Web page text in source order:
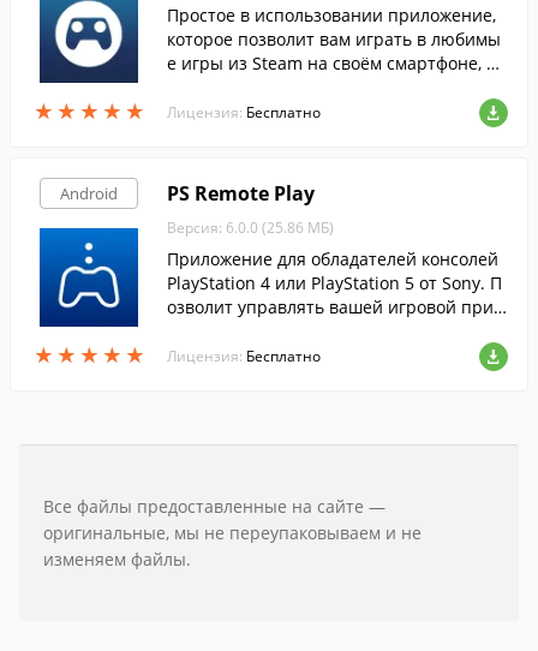
★ ★ ★ ★ ★
★ ★ ★ ★ ★
Простое в использовании приложение,
которое позволит вам играть в любимы
е игры из Steam на своём смартфоне, пл
Лицензия: Бесплатно
Android
★ ★ ★ ★ ★
★ ★ ★ ★ ★
PS Remote Play
Версия: 6.0.0 (25.86 МБ)
Приложение для обладателей консолей
PlayStation 4 или PlayStation 5 от Sony. П
озволит управлять вашей игровой прис
на экране смартфона.
Лицензия: Бесплатно
Все файлы предоставленные на сайте —
оригинальные, мы не переупаковываем и не
изменяем файлы.